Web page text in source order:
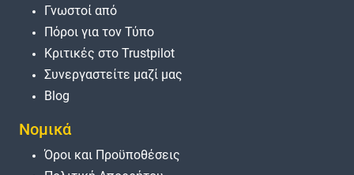
Γνωστοί από
Πόροι για τον Τύπο
Κριτικές στο Trustpilot
Συνεργαστείτε μαζί μας
Blog
Νομικά
Όροι και Προϋποθέσεις